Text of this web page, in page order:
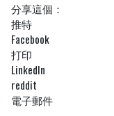
分享這個：
推特
Facebook
打印
LinkedIn
reddit
電子郵件